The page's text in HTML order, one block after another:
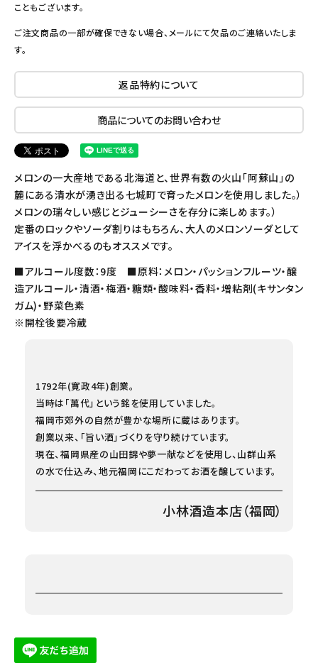
こともございます。
ご注文商品の一部が確保できない場合、メールにて欠品のご連絡いたしま
す。
返品特約について
商品についてのお問い合わせ
メロンの一大産地である北海道と、世界有数の火山「阿蘇山」の
麓にある清水が湧き出る七城町で育ったメロンを使用しました。）
メロンの瑞々しい感じとジューシーさを存分に楽しめます。）
定番のロックやソーダ割りはもちろん、大人のメロンソーダとして
アイスを浮かべるのもオススメです。
■アルコール度数：9度 ■原料：メロン・パッションフルーツ・醸
造アルコール・清酒・梅酒・糖類・酸味料・香料・増粘剤(キサンタン
ガム)・野菜色素
※開栓後要冷蔵
1792年(寛政4年)創業。
当時は「萬代」という銘を使用していました。
福岡市郊外の自然が豊かな場所に蔵はあります。
創業以来、「旨い酒」づくりを守り続けています。
現在、福岡県産の山田錦や夢一献などを使用し、山群山系
の水で仕込み、地元福岡にこだわってお酒を醸しています。
小林酒造本店（福岡）